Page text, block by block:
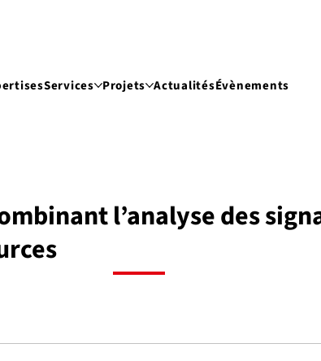
Services Projets ActualitésÉvènements
l’analyse des